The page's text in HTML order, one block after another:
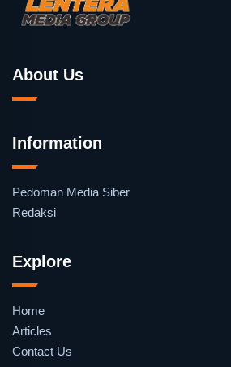
About Us
Information
Pedoman Media Siber
Redaksi
Explore
Home
Articles
Contact Us